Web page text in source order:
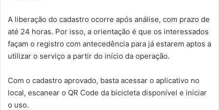
A liberação do cadastro ocorre após análise, com prazo de
até 24 horas. Por isso, a orientação é que os interessados
façam o registro com antecedência para já estarem aptos a
utilizar o serviço a partir do início da operação.
Com o cadastro aprovado, basta acessar o aplicativo no
local, escanear o QR Code da bicicleta disponível e iniciar
o uso.